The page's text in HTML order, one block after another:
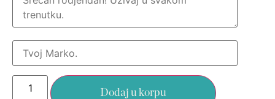
Dodaj u korpu